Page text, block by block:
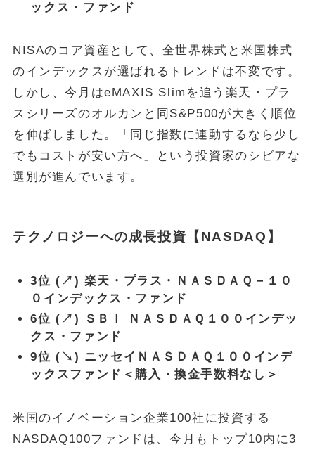
ックス・ファンド
NISAのコア資産として、全世界株式と米国株式
のインデックスが選ばれるトレンドは不変です。
しかし、今月はeMAXIS Slimを追う楽天・プラ
スシリーズのオルカンと同S&P500が大きく順位
を伸ばしました。「同じ指数に連動するなら少し
でもコストが安い方へ」という投資家のシビアな
選別が進んでいます。
テクノロジーへの成長投資【NASDAQ】
3位 (↗) 楽天・プラス・ＮＡＳＤＡＱ－１０
０インデックス・ファンド
6位 (↗) ＳＢＩ ＮＡＳＤＡＱ１００インデッ
クス・ファンド
9位 (↘) ニッセイＮＡＳＤＡＱ１００インデ
ックスファンド＜購入・換金手数料なし＞
米国のイノベーション企業100社に投資する
NASDAQ100ファンドは、今月もトップ10内に3